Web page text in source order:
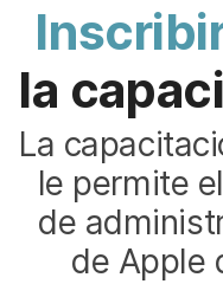
la
La
le permite
de
de Apple